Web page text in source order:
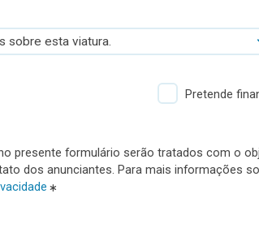
sobre esta viatura.
Pretende
presente formulário serão tratados com o
dos anunciantes. Para mais informações